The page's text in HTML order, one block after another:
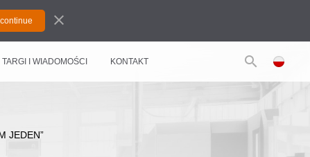
close
TARGI I WIADOMOŚCI KONTAKT search
JEDEN”